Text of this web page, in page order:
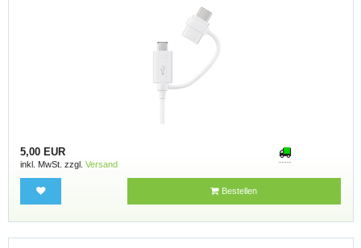
5,00 EUR
inkl. MwSt. zzgl. Versand
Bestellen